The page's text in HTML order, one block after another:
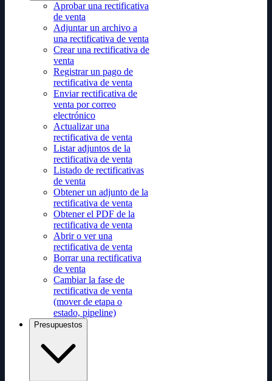
Aprobar una rectificativa
de venta
Adjuntar un archivo a
una rectificativa de venta
Crear una rectificativa de
venta
Registrar un pago de
rectificativa de venta
Enviar rectificativa de
venta por correo
electrónico
Actualizar una
rectificativa de venta
Listar adjuntos de la
rectificativa de venta
Listado de rectificativas
de venta
Obtener un adjunto de la
rectificativa de venta
Obtener el PDF de la
rectificativa de venta
Abrir o ver una
rectificativa de venta
Borrar una rectificativa
de venta
Cambiar la fase de
rectificativa de venta
(mover de etapa o
estado, pipeline)
Presupuestos